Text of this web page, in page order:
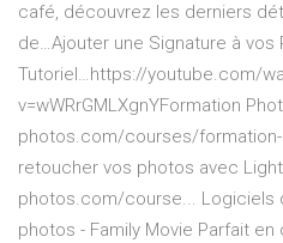
café, découvrez les derniers
de…Ajouter une Signature à vos
Tutoriel…https://youtube.com/
v=wWRrGMLXgnYFormation
photos.com/courses/
retoucher vos photos avec
photos.com/course... Logiciels
photos - Family Movie Parfait en